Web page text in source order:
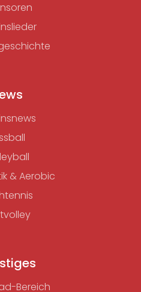
& Aerobic
Bereich